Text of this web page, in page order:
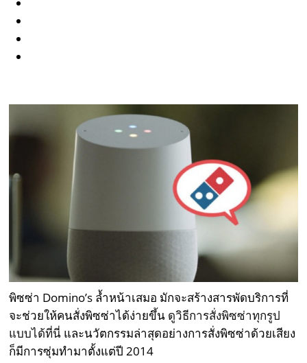
พิซซ่า Domino’s ล้ำหน้าเสมอ มักจะสร้างสารพัดบริการที่
จะช่วยให้คนสั่งพิซซ่าได้ง่ายขึ้น ดูวิธีการสั่งพิซซ่าทุกรูป
แบบได้ที่นี่ และนวัตกรรมล่าสุดอย่างการสั่งพิซซ่าด้วยเสียง
ก็มีการซุ่มทำมาตั้งแต่ปี 2014